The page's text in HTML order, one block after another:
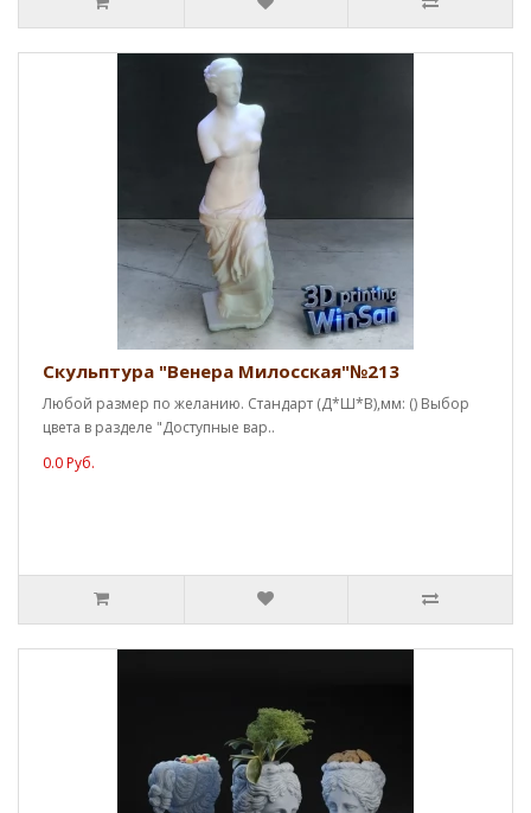
Скульптура "Венера Милосская"№213
Любой размер по желанию. Стандарт (Д*Ш*В),мм: () Выбор
цвета в разделе "Доступные вар..
0.0 Руб.